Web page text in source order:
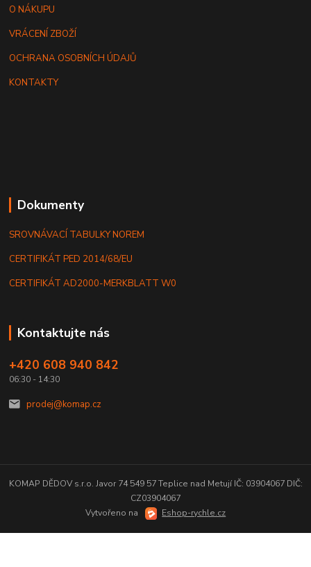
O NÁKUPU
VRÁCENÍ ZBOŽÍ
OCHRANA OSOBNÍCH ÚDAJŮ
KONTAKTY
Dokumenty
SROVNÁVACÍ TABULKY NOREM
CERTIFIKÁT PED 2014/68/EU
CERTIFIKÁT AD2000-MERKBLATT W0
Kontaktujte nás
+420 608 940 842
06:30 - 14:30
prodej@komap.cz
KOMAP DĚDOV s.r.o. Javor 74 549 57 Teplice nad Metují IČ: 03904067 DIČ:
CZ03904067
Vytvořeno na
Eshop-rychle.cz